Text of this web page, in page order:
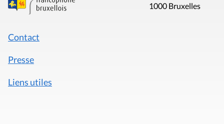
1000 Bruxelles
Contact
Presse
Liens utiles